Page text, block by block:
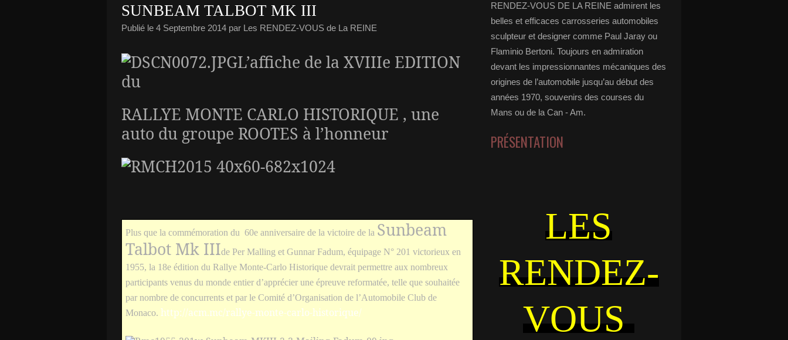
SUNBEAM TALBOT MK III
Publié le 4 Septembre 2014 par Les RENDEZ-VOUS de La REINE
L’affiche de la XVIIIe EDITION
du
RALLYE MONTE CARLO HISTORIQUE , une
auto du groupe ROOTES à l’honneur
Plus que la commémoration du 60e anniversaire de la victoire de la Sunbeam
Talbot Mk IIIde Per Malling et Gunnar Fadum, équipage N° 201 victorieux en
1955, la 18e édition du Rallye Monte-Carlo Historique devrait permettre aux nombreux
participants venus du monde entier d’apprécier une épreuve reformatée, telle que souhaitée
par nombre de concurrents et par le Comité d’Organisation de l’Automobile Club de
Monaco. http://acm.mc/rallye-monte-carlo-historique/
RENDEZ-VOUS DE LA REINE admirent les
belles et efficaces carrosseries automobiles
sculpteur et designer comme Paul Jaray ou
Flaminio Bertoni. Toujours en admiration
devant les impressionnantes mécaniques des
origines de l’automobile jusqu’au début des
années 1970, souvenirs des courses du
Mans ou de la Can - Am.
PRÉSENTATION
LES
RENDEZ-
VOUS